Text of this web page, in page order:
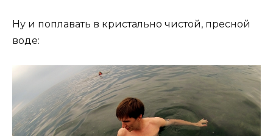
Ну и поплавать в кристально чистой, пресной
воде: